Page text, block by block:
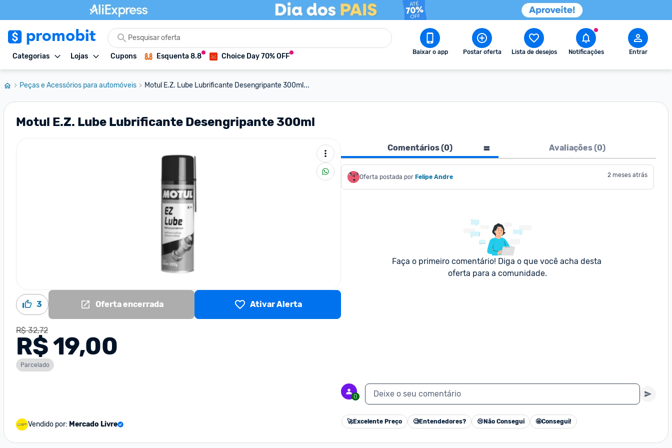
Categorias Lojas Cupons Esquenta 8.8 Choice Day 70% OFF Baixar o app Postar oferta Lista de desejos Notificações Entrar
Peças e Acessórios para automóveis Motul E.Z. Lube Lubrificante Desengripante 300ml...
Motul E.Z. Lube Lubrificante Desengripante 300ml
3 Oferta encerrada Ativar Alerta
R$ 32,72
R$ 19,00
Parcelado
Vendido por: Mercado Livre
Comentários (0) Avaliações (0)
Oferta postada por Felipe Andre 2 meses atrás
Faça o primeiro comentário! Diga o que você acha desta
oferta para a comunidade.
0 Deixe o seu comentário
🚀Excelente Preço 🧐Entendedores? 😢 Não Consegui 🤩Consegui!